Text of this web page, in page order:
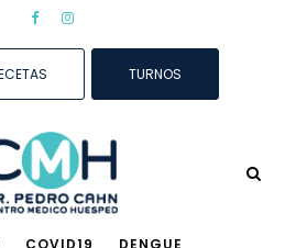
TURNOS
COVID19
DENGUE